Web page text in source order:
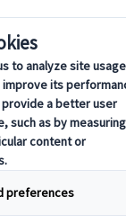
アを満喫する市内観
語観光ガイド付）
えておくべき観光ス